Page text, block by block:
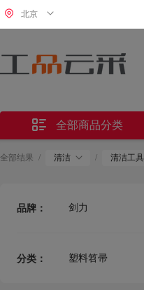
北京
 全部商品分类
全部结果 / 清洁 / 清洁工具
品牌： 剑力
分类：
塑料笤帚